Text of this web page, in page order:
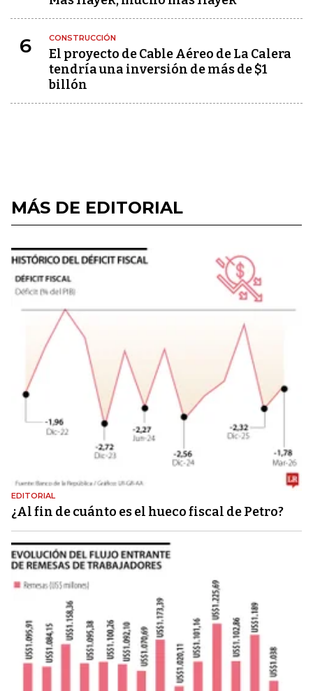
6 CONSTRUCCIÓN
El proyecto de Cable Aéreo de La Calera
tendría una inversión de más de $1
billón
MÁS DE EDITORIAL
EDITORIAL
¿Al fin de cuánto es el hueco fiscal de Petro?